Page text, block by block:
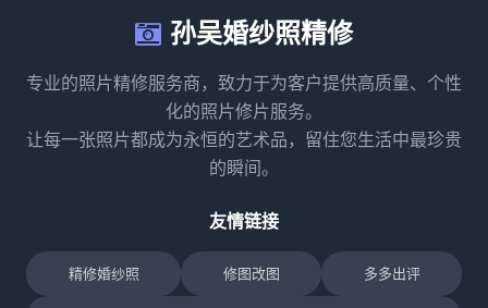
孙吴婚纱照精修
专业的照片精修服务商，致力于为客户提供高质量、个性
化的照片修片服务。
让每一张照片都成为永恒的艺术品，留住您生活中最珍贵
的瞬间。
友情链接
精修婚纱照 修图改图 多多出评